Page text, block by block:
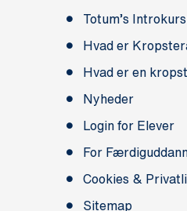
Totum’s
Hvad er
Hvad er en
Nyheder
Login for Elever
For
Cookies &
Sitemap